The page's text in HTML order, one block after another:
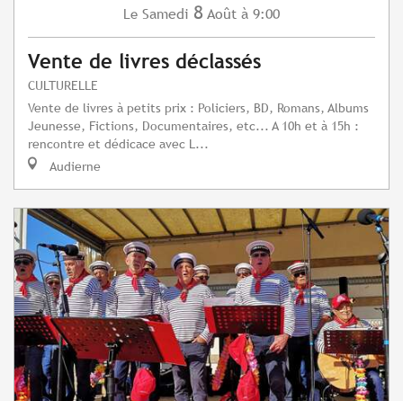
Le Samedi 8 Août à 9:00
Vente de livres déclassés
CULTURELLE
Vente de livres à petits prix : Policiers, BD, Romans, Albums
Jeunesse, Fictions, Documentaires, etc... A 10h et à 15h :
rencontre et dédicace avec L...
Audierne